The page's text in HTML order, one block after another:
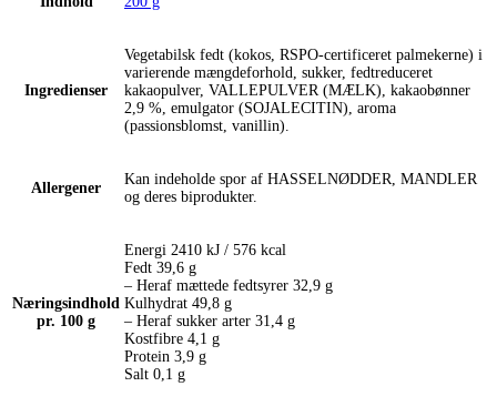
Ingredienser
Vegetabilsk fedt (kokos, RSPO-certificeret palmekerne) i
varierende mængdeforhold, sukker, fedtreduceret
kakaopulver, VALLEPULVER (MÆLK), kakaobønner
2,9 %, emulgator (SOJALECITIN), aroma
(passionsblomst, vanillin).
Allergener
Kan indeholde spor af HASSELNØDDER, MANDLER
og deres biprodukter.
Næringsindhold
pr. 100 g
Energi 2410 kJ / 576 kcal
Fedt 39,6 g
– Heraf mættede fedtsyrer 32,9 g
Kulhydrat 49,8 g
– Heraf sukker arter 31,4 g
Kostfibre 4,1 g
Protein 3,9 g
Salt 0,1 g